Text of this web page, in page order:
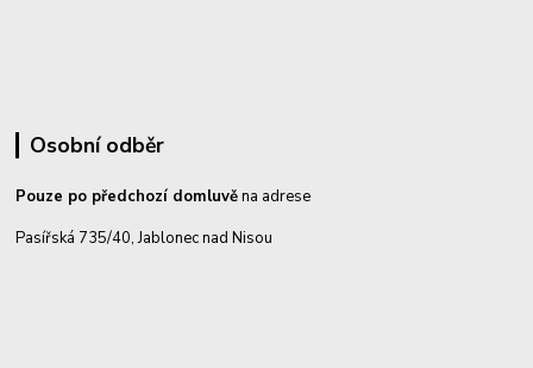
Osobní odběr
Pouze po předchozí domluvěna adrese
Pasířská 735/40, Jablonec nad Nisou